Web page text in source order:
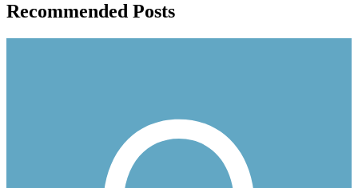
Recommended Posts